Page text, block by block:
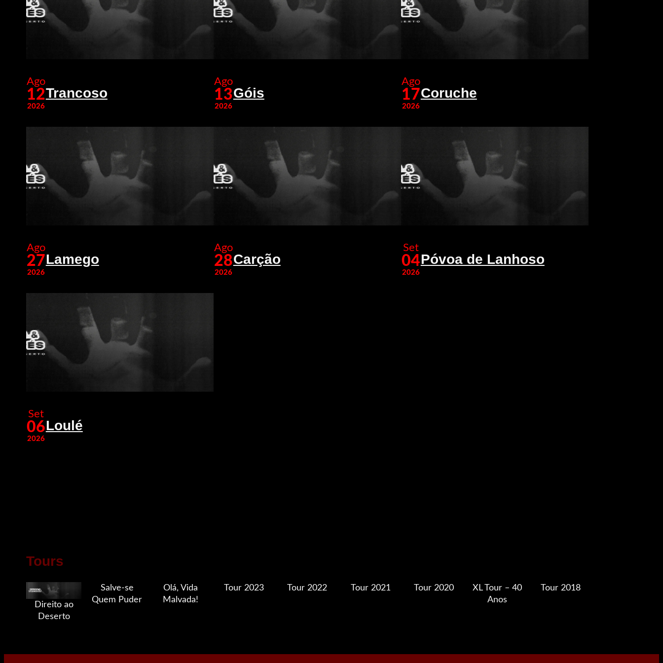
Ago
12
2026
Trancoso
Ago
13
2026
Góis
Ago
17
2026
Coruche
Ago
27
2026
Lamego
Ago
28
2026
Carção
Set
04
2026
Póvoa de Lanhoso
Set
06
2026
Loulé
Tours
Direito ao
Deserto
Salve-se
Quem Puder
Olá, Vida
Malvada!
Tour 2023 Tour 2022 Tour 2021 Tour 2020
XL Tour – 40
Anos
Tour 2018